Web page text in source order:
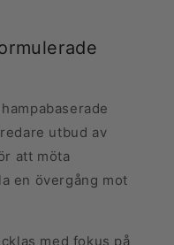
utbud av
att möta
en övergång mot
med fokus på